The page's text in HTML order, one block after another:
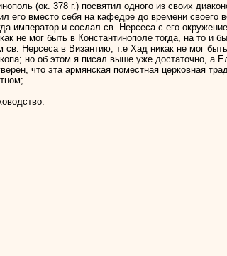
(ок. 378 г.) посвятил одного из своих
вместо себя на кафедре до времени своего
император и сослал св. Нерсеса с его
не мог быть в Константинополе тогда, на то и
Нерсеса в Византию, т.е Хад никак не мог
но об этом я писал выше уже достаточно, а
что эта армянская поместная церковная